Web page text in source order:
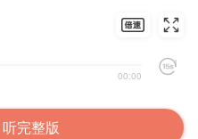
00:00
完整版